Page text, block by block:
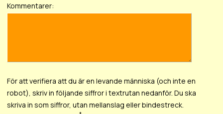
Kommentarer:
För att verifiera att du är en levande människa (och inte en
robot), skriv in följande siffror i textrutan nedanför. Du ska
skriva in som siffror, utan mellanslag eller bindestreck.